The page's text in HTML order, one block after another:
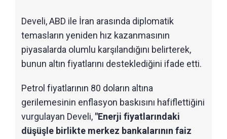
Develi, ABD ile İran arasında diplomatik
temasların yeniden hız kazanmasının
piyasalarda olumlu karşılandığını belirterek,
bunun altın fiyatlarını desteklediğini ifade etti.
Petrol fiyatlarının 80 doların altına
gerilemesinin enflasyon baskısını hafiflettiğini
vurgulayan Develi, "Enerji fiyatlarındaki
düşüşle birlikte merkez bankalarının faiz